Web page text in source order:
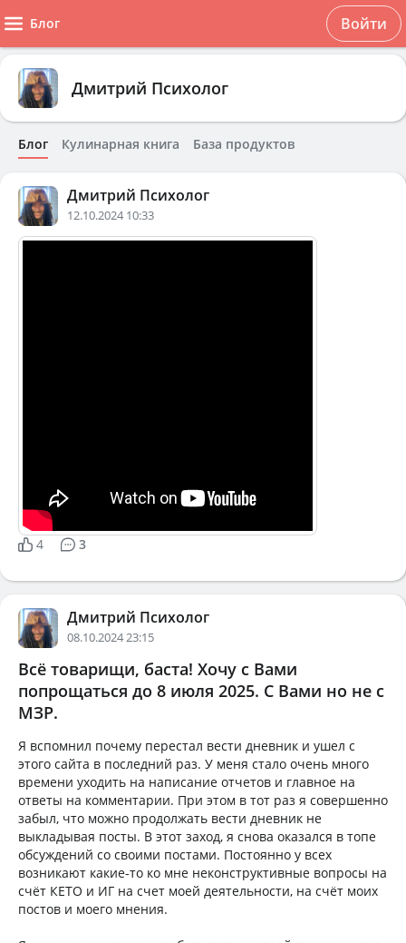
Блог Войти
Дмитрий Психолог
Блог Кулинарная книга База продуктов
Дмитрий Психолог
12.10.2024 10:33
4 3
Дмитрий Психолог
08.10.2024 23:15
Всё товарищи, баста! Хочу с Вами
попрощаться до 8 июля 2025. С Вами но не с
МЗР.
Я вспомнил почему перестал вести дневник и ушел с
этого сайта в последний раз. У меня стало очень много
времени уходить на написание отчетов и главное на
ответы на комментарии. При этом в тот раз я совершенно
забыл, что можно продолжать вести дневник не
выкладывая посты. В этот заход, я снова оказался в топе
обсуждений со своими постами. Постоянно у всех
возникают какие-то ко мне неконструктивные вопросы на
счёт КЕТО и ИГ на счет моей деятельности, на счёт моих
постов и моего мнения.